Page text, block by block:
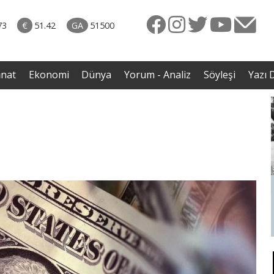
€ 51.42 GA 51500
• Sırbistan’dan Theodor Herzl’in babaannesi ile
dedesine devlet töreni
Ekonomi Dünya Yorum - Analiz Söyleşi Yazı